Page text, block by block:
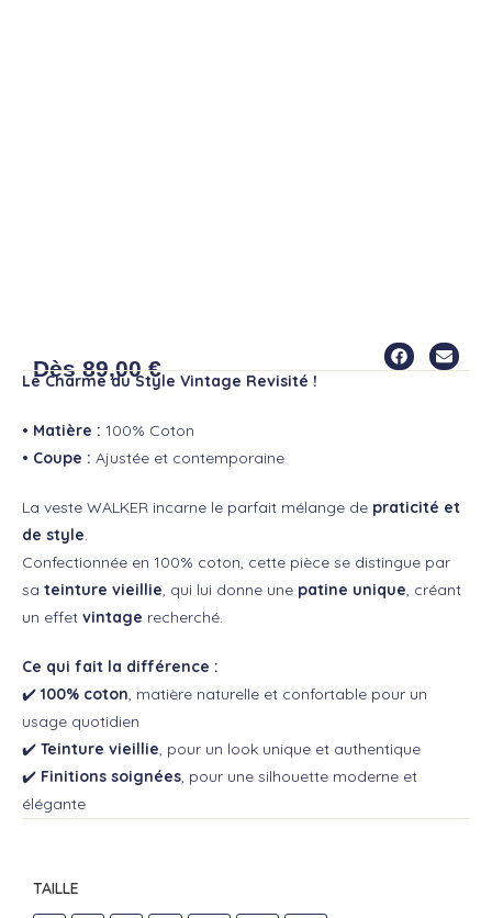
Dès89,00€
Le Charme du Style Vintage Revisité !
• Matière : 100% Coton
• Coupe : Ajustée et contemporaine
La veste WALKER incarne le parfait mélange de praticité et
de style.
Confectionnée en 100% coton, cette pièce se distingue par
sa teinture vieillie, qui lui donne une patine unique, créant
un effet vintage recherché.
Ce qui fait la différence :
✔️ 100% coton, matière naturelle et confortable pour un
usage quotidien
✔️ Teinture vieillie, pour un look unique et authentique
✔️ Finitions soignées, pour une silhouette moderne et
élégante
TAILLE